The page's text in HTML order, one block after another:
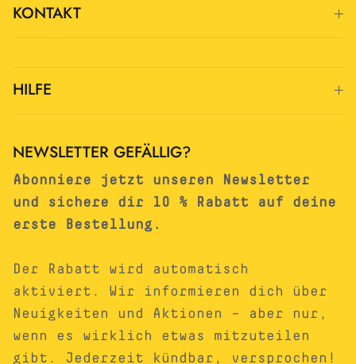
KONTAKT
HILFE
NEWSLETTER GEFÄLLIG?
Abonniere jetzt unseren Newsletter
und sichere dir 10 % Rabatt auf deine
erste Bestellung.
Der Rabatt wird automatisch
aktiviert. Wir informieren dich über
Neuigkeiten und Aktionen – aber nur,
wenn es wirklich etwas mitzuteilen
gibt. Jederzeit kündbar, versprochen!